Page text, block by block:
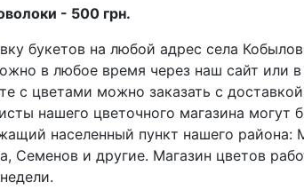
- 500 грн.
букетов на любой адрес села
в любое время через наш сайт или
с цветами можно заказать с
нашего цветочного магазина могут
населенный пункт нашего
Семенов и другие. Магазин цветов